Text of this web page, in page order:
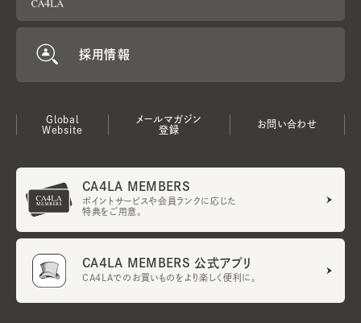
採用情報
Global
Website
メールマガジン
登録
お問い合わせ
CA4LA MEMBERS
ポイントサービスや会員ランクに応じた
特典をご用意。
CA4LA MEMBERS 公式アプリ
CA4LAでのお買いものをより楽しく便利に。